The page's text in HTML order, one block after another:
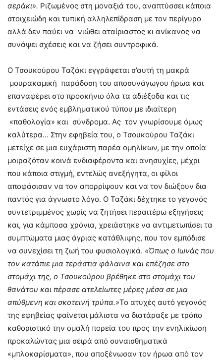
αεράκι». Ριζωμένος στη μοναξιά του, αναπτύσσει κάποια
στοιχειώδη και τυπική αλληλεπίδραση με τον περίγυρο
αλλά δεν παύει να νιώθει αταίριαστος κι ανίκανος να
συνάψει σχέσεις και να ζήσει συντροφικά.
Ο Τσουκούρου Ταζάκι εγγράφεται σ’αυτή τη μακρά
μουρακαμική παράδοση του αποσυνάγωγου ήρωα και
επαναφέρει στο προσκήνιο όλα τα αδιέξοδα και τις
εντάσεις ενός εμβληματικού τύπου με ιδιαίτερη
«παθολογία» και σύνδρομα. Ας τον γνωρίσουμε όμως
καλύτερα… Στην εφηβεία του, ο Τσουκούρου Ταζάκι
μετείχε σε μια ευχάριστη παρέα ομηλίκων, με την οποία
μοιραζόταν κοινά ενδιαφέροντα και ανησυχίες, μέχρι
που κάποια στιγμή, εντελώς ανεξήγητα, οι φίλοι
αποφάσισαν να τον απορρίψουν και να τον διώξουν δια
παντός για άγνωστο λόγο. Ο Ταζάκι δέχτηκε το γεγονός
συντετριμμένος χωρίς να ζητήσει περαιτέρω εξηγήσεις
και, για κάμποσα χρόνια, χρειάστηκε να αντιμετωπίσει τα
συμπτώματα μιας άγριας κατάθλιψης, που τον εμπόδισε
να συνεχίσει τη ζωή του φυσιολογικά. «Όπως ο Ιωνάς που
τον κατάπιε μια τεράστια φάλαινα και επέζησε στο
στομάχι της, ο Τσουκούρου βρέθηκε στο στομάχι του
θανάτου και πέρασε ατελείωτες μέρες μέσα σε μια
απύθμενη και σκοτεινή τρύπα.»Το ατυχές αυτό γεγονός
της εφηβείας φαίνεται μάλιστα να διατάραξε με τρόπο
καθοριστικό την ομαλή πορεία του προς την ενηλικίωση
προκαλώντας μια σειρά από συναισθηματικά
«μπλοκαρίσματα», που αποξένωσαν τον ήρωα από τον